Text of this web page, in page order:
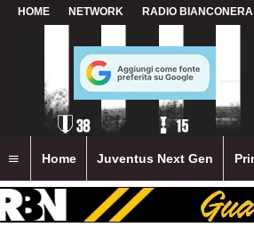
HOME NETWORK RADIO BIANCONERA
Home Juventus Next Gen